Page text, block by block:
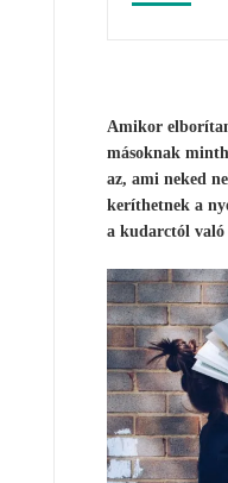
Amikor
másoknak
az, ami neked
keríthetnek a
a kudarctól való